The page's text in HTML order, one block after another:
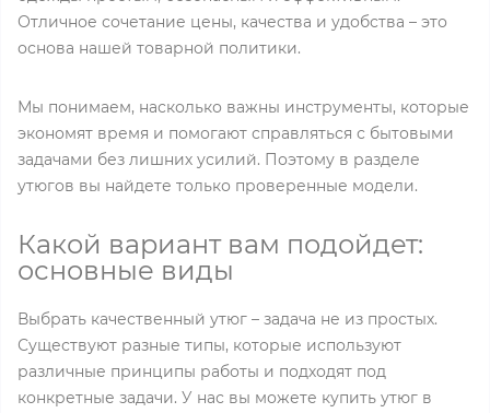
Отличное сочетание цены, качества и удобства – это
основа нашей товарной политики.
Мы понимаем, насколько важны инструменты, которые
экономят время и помогают справляться с бытовыми
задачами без лишних усилий. Поэтому в разделе
утюгов вы найдете только проверенные модели.
Какой вариант вам подойдет:
основные виды
Выбрать качественный утюг – задача не из простых.
Существуют разные типы, которые используют
различные принципы работы и подходят под
конкретные задачи. У нас вы можете купить утюг в